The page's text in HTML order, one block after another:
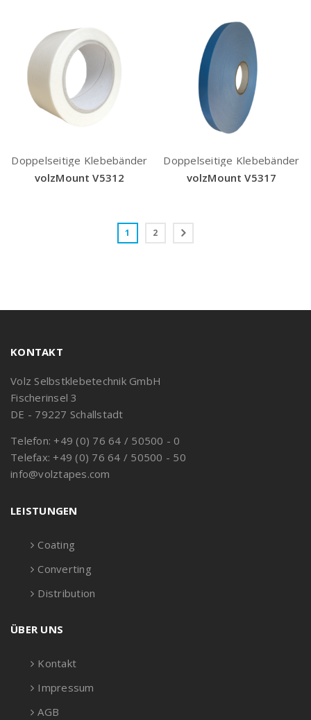
Doppelseitige Klebebänder
volzMount V5312
Doppelseitige Klebebänder
volzMount V5317
1 2
KONTAKT
Volz Selbstklebetechnik GmbH
Fischerinsel 3
DE - 79227 Schallstadt
Telefon: +49 (0) 76 64 / 50500 - 0
Telefax: +49 (0) 76 64 / 50500 - 50
info@volztapes.com
LEISTUNGEN
Coating
Converting
Distribution
ÜBER UNS
Kontakt
Impressum
AGB